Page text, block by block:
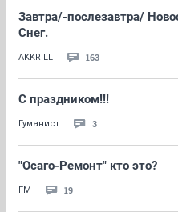
Завтра/-послезавтра/
Снег.
AKKRILL 163
С праздником!!!
Гуманист 3
"Осаго-Ремонт" кто это?
FM 19